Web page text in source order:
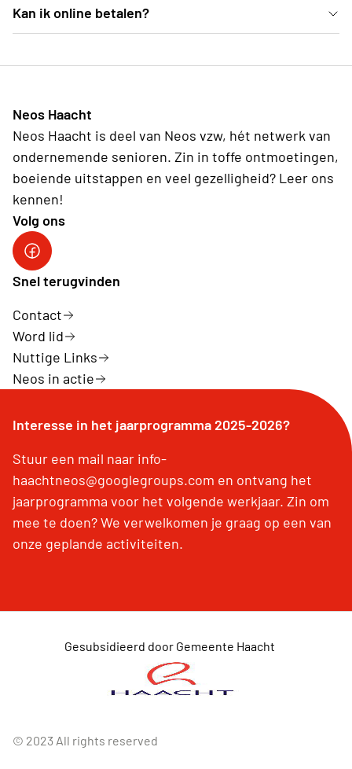
test
Kan ik online betalen?
Neos Haacht
Neos Haacht is deel van Neos vzw, hét netwerk van
ondernemende senioren. Zin in toffe ontmoetingen,
boeiende uitstappen en veel gezelligheid? Leer ons
kennen!
Volg ons
Facebook pagina Haacht
Snel terugvinden
Contact
Word lid
Nuttige Links
Neos in actie
Interesse in het jaarprogramma 2025-2026?
Stuur een mail naar info-
haachtneos@googlegroups.com en ontvang het
jaarprogramma voor het volgende werkjaar. Zin om
mee te doen? We verwelkomen je graag op een van
onze geplande activiteiten.
Gesubsidieerd door Gemeente Haacht
© 2023 All rights reserved